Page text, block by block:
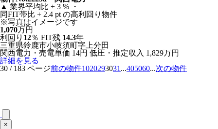
▲ 業界平均比 + 3 % ・
同FIT帯比 + 2.4 pt の高利回り物件
※写真はイメージです
1,070万円
利回り 12％ FIT残 14.3年
三重県鈴鹿市小岐須町字上分田
関西電力・売電単価 14円 低圧・推定収入 1,829万円
詳細を見る
30 / 183 ページ前の物件1020293031 ...405060...次の物件
×